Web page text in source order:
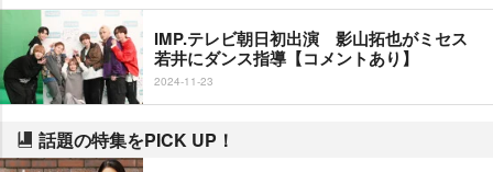
IMP.テレビ朝日初出演 影山拓也がミセス
若井にダンス指導【コメントあり】
2024-11-23
話題の特集をPICK UP！